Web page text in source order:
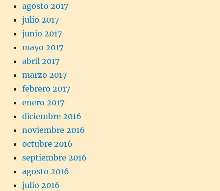
agosto 2017
julio 2017
junio 2017
mayo 2017
abril 2017
marzo 2017
febrero 2017
enero 2017
diciembre 2016
noviembre 2016
octubre 2016
septiembre 2016
agosto 2016
julio 2016